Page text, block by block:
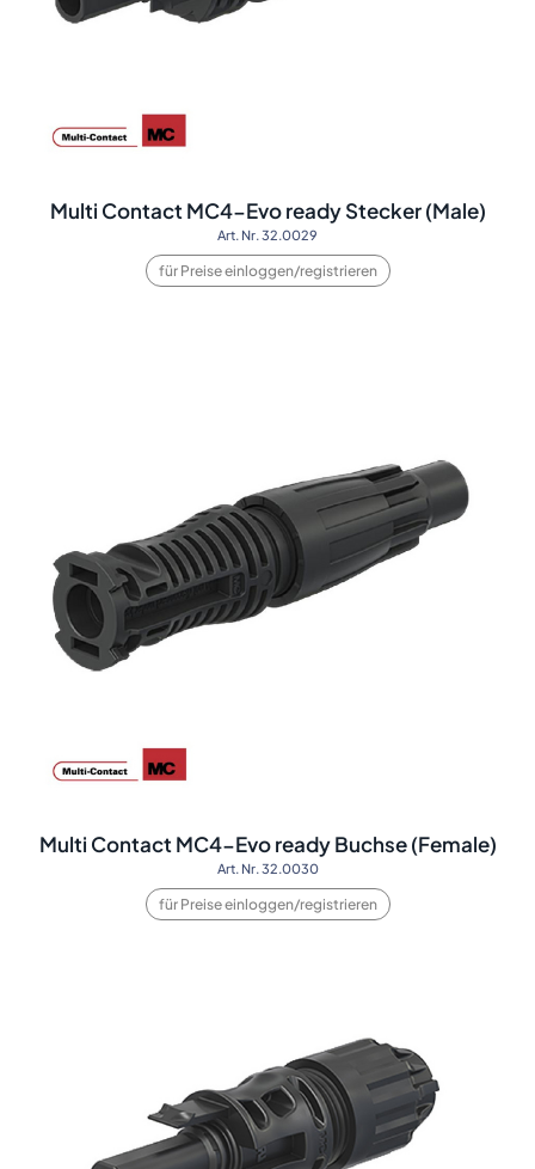
Multi Contact MC4-Evo ready Stecker (Male)
Art. Nr. 32.0029
für Preise einloggen/registrieren
Multi Contact MC4-Evo ready Buchse (Female)
Art. Nr. 32.0030
für Preise einloggen/registrieren